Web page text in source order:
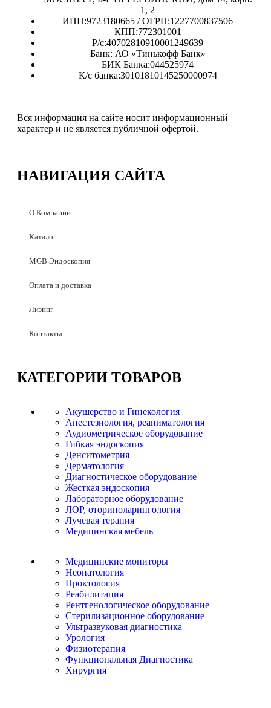
1, 2
ИНН:9723180665 / ОГРН:1227700837506
КПП:772301001
Р/с:40702810910001249639
Банк: АО «Тинькофф Банк»
БИК Банка:044525974
К/с банка:30101810145250000974
Вся информация на сайте носит информационный
характер и не является публичной офертой.
НАВИГАЦИЯ САЙТА
О Компании
Каталог
MGB Эндоскопия
Оплата и доставка
Лизинг
Контакты
КАТЕГОРИИ ТОВАРОВ
Акушерство и Гинекология
Анестезиология, реаниматология
Аудиометрическое оборудование
Гибкая эндоскопия
Денситометрия
Дерматология
Диагностическое оборудование
Жесткая эндоскопия
Лабораторное оборудование
ЛОР, оториноларингология
Лучевая терапия
Медицинская мебель
Медицинские мониторы
Неонатология
Проктология
Реабилитация
Рентгенологическое оборудование
Стерилизационное оборудование
Ультразвуковая диагностика
Урология
Физиотерапия
Функциональная Диагностика
Хирургия